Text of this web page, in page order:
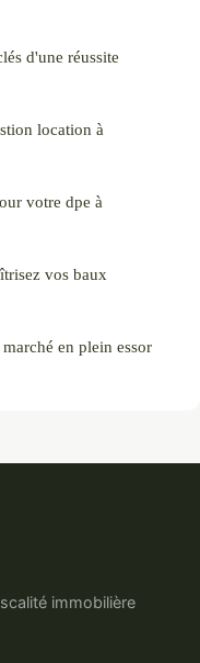
d'une réussite
location à
votre dpe à
vos baux
en plein essor
immobilière